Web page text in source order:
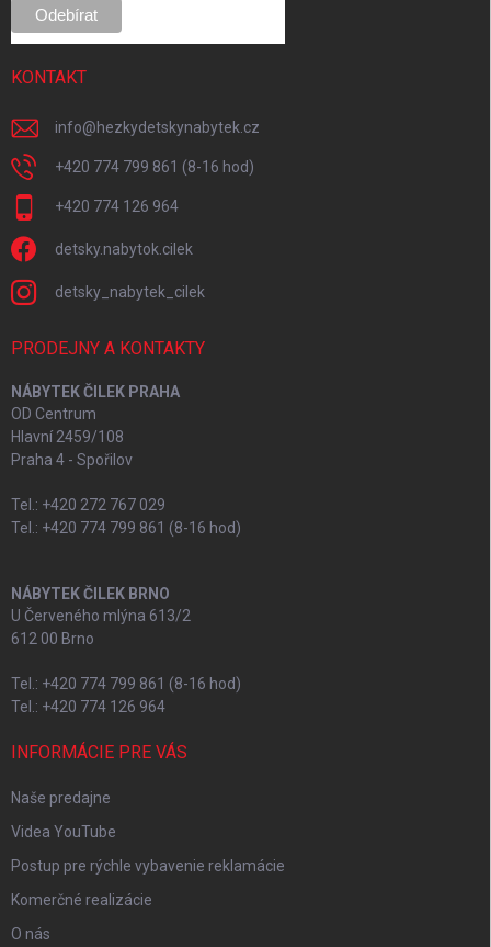
KONTAKT
info@hezkydetskynabytek.cz
+420 774 799 861 (8-16 hod)
+420 774 126 964
detsky.nabytok.cilek
detsky_nabytek_cilek
PRODEJNY A KONTAKTY
NÁBYTEK ČILEK PRAHA
OD Centrum
Hlavní 2459/108
Praha 4 - Spořilov
Tel.: +420 272 767 029
Tel.: +420 774 799 861 (8-16 hod)
NÁBYTEK ČILEK BRNO
U Červeného mlýna 613/2
612 00 Brno
Tel.: +420 774 799 861 (8-16 hod)
Tel.: +420 774 126 964
INFORMÁCIE PRE VÁS
Naše predajne
Videa YouTube
Postup pre rýchle vybavenie reklamácie
Komerčné realizácie
O nás